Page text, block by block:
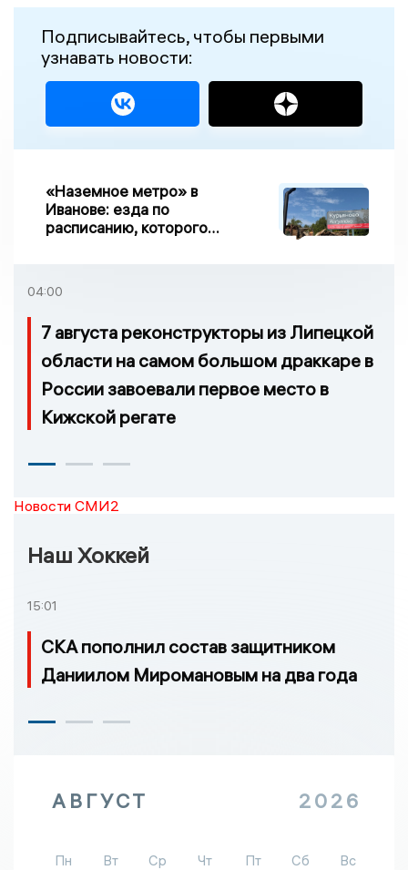
Подписывайтесь, чтобы первыми
узнавать новости:
«Наземное метро» в
Иванове: езда по
расписанию, которого
04:00
7 августа реконструкторы из Липецкой
области на самом большом драккаре в
России завоевали первое место в
Кижской регате
Новости СМИ2
Наш Хоккей
15:01
СКА пополнил состав защитником
Даниилом Миромановым на два года
АВГУСТ 2026
Пн Вт Ср Чт Пт Сб
Вс